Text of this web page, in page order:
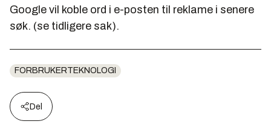
Google vil koble ord i e-posten til reklame i senere
søk. (se tidligere sak).
FORBRUKERTEKNOLOGI
Del